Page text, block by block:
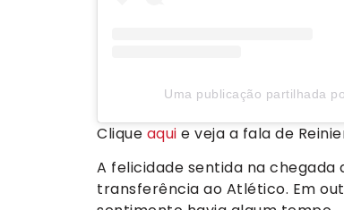
Uma publicação partilhada
Clique aqui e veja a fala de
A felicidade sentida na
transferência ao Atlético. Em